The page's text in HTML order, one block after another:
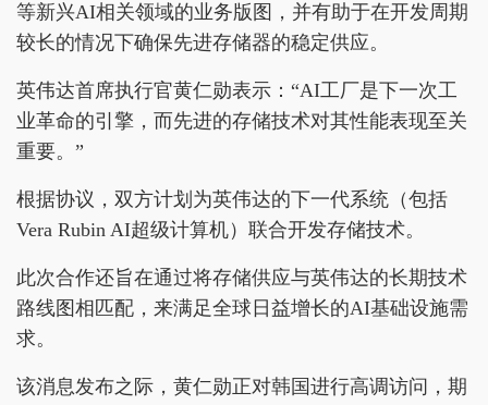
等新兴AI相关领域的业务版图，并有助于在开发周期
较长的情况下确保先进存储器的稳定供应。
英伟达首席执行官黄仁勋表示：“AI工厂是下一次工
业革命的引擎，而先进的存储技术对其性能表现至关
重要。”
根据协议，双方计划为英伟达的下一代系统（包括
Vera Rubin AI超级计算机）联合开发存储技术。
此次合作还旨在通过将存储供应与英伟达的长期技术
路线图相匹配，来满足全球日益增长的AI基础设施需
求。
该消息发布之际，黄仁勋正对韩国进行高调访问，期